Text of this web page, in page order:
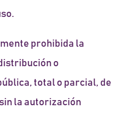
prohibida la
o
total o parcial, de
la autorización